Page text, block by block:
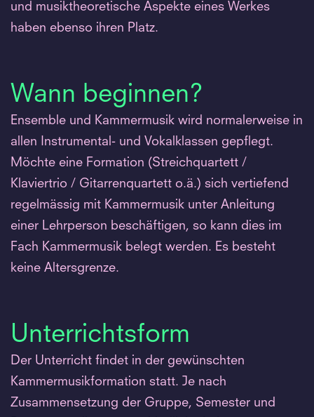
und musiktheoretische Aspekte eines Werkes
haben ebenso ihren Platz.
Wann beginnen?
Ensemble und Kammermusik wird normalerweise in
allen Instrumental- und Vokalklassen gepflegt.
Möchte eine Formation (Streichquartett /
Klaviertrio / Gitarrenquartett o.ä.) sich vertiefend
regelmässig mit Kammermusik unter Anleitung
einer Lehrperson beschäftigen, so kann dies im
Fach Kammermusik belegt werden. Es besteht
keine Altersgrenze.
Unterrichtsform
Der Unterricht findet in der gewünschten
Kammermusikformation statt. Je nach
Zusammensetzung der Gruppe, Semester und